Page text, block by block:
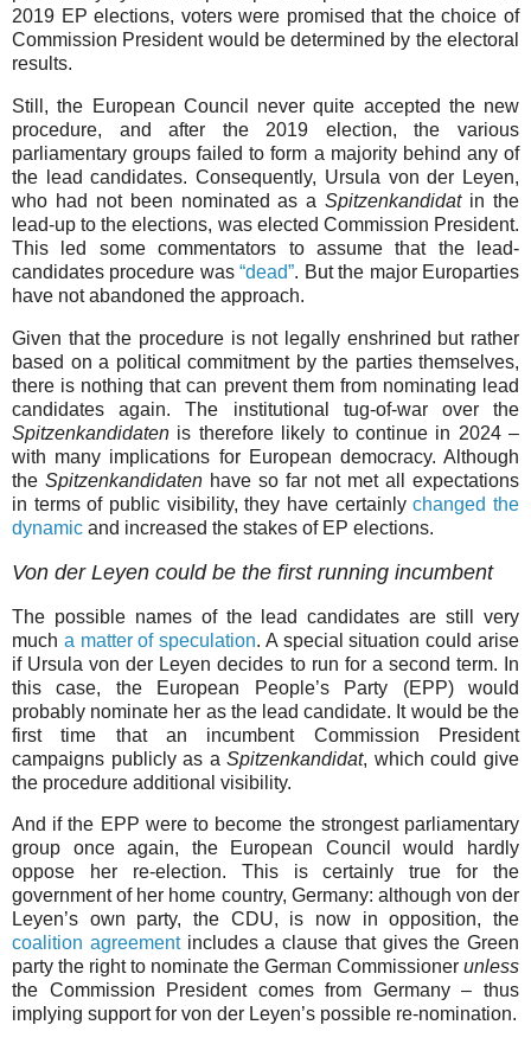
2019 EP elections, voters were promised that the choice of
Commission President would be determined by the electoral
results.
Still, the European Council never quite accepted the new
procedure, and after the 2019 election, the various
parliamentary groups failed to form a majority behind any of
the lead candidates. Consequently, Ursula von der Leyen,
who had not been nominated as aSpitzenkandidatin the
lead-up to the elections, was elected Commission President.
This led some commentators to assume that the lead-
candidates procedure was“dead”. But the major Europarties
have not abandoned the approach.
Given that the procedure is not legally enshrined but rather
based on a political commitment by the parties themselves,
there is nothing that can prevent them from nominating lead
candidates again. The institutional tug-of-war over the
Spitzenkandidaten is therefore likely to continue in 2024 –
with many implications for European democracy. Although
the Spitzenkandidaten have so far not met all expectations
in terms of public visibility, they have certainlychanged the
dynamic and increased the stakes of EP elections.
Von der Leyen could be the first running incumbent
The possible names of the lead candidates are still very
much a matter of speculation. A special situation could arise
if Ursula von der Leyen decides to run for a second term. In
this case, the European People’s Party (EPP) would
probably nominate her as the lead candidate. It would be the
first time that an incumbent Commission President
campaigns publicly as aSpitzenkandidat, which could give
the procedure additional visibility.
And if the EPP were to become the strongest parliamentary
group once again, the European Council would hardly
oppose her re-election. This is certainly true for the
government of her home country, Germany: although von der
Leyen’s own party, the CDU, is now in opposition, the
coalition agreementincludes a clause that gives the Green
party the right to nominate the German Commissioner unless
the Commission President comes from Germany – thus
implying support for von der Leyen’s possible re-nomination.